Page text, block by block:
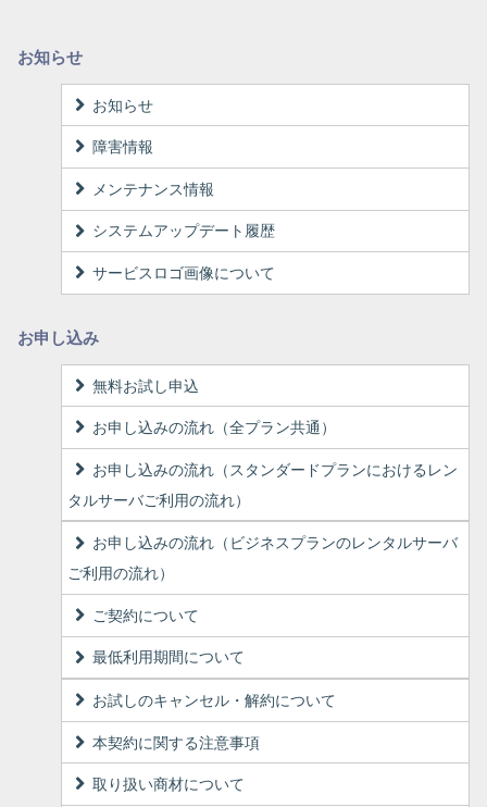
お知らせ
お知らせ
障害情報
メンテナンス情報
システムアップデート履歴
サービスロゴ画像について
お申し込み
無料お試し申込
お申し込みの流れ（全プラン共通）
お申し込みの流れ（スタンダードプランにおけるレン
タルサーバご利用の流れ）
お申し込みの流れ（ビジネスプランのレンタルサーバ
ご利用の流れ）
ご契約について
最低利用期間について
お試しのキャンセル・解約について
本契約に関する注意事項
取り扱い商材について